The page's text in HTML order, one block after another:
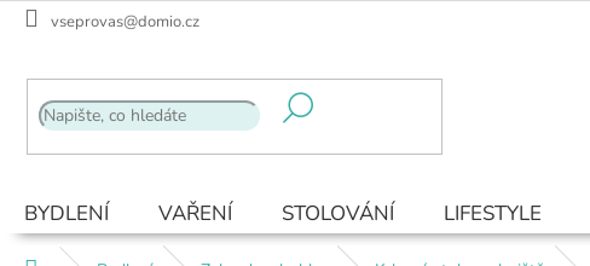
Přejít
vseprovas@domio.cz
BYDLENÍ VAŘENÍ STOLOVÁNÍ LIFESTYLE